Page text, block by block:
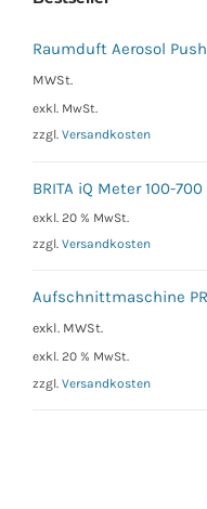
Raumduft Aerosol
MWSt.
exkl. MwSt.
zzgl. Versandkosten
BRITA iQ Meter 100-700
exkl. 20 % MwSt.
zzgl. Versandkosten
Aufschnittmaschine
exkl. MWSt.
exkl. 20 % MwSt.
zzgl. Versandkosten